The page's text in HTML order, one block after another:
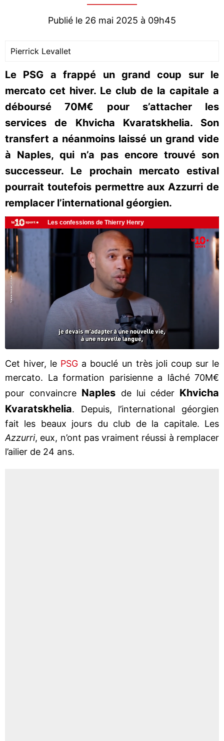
Publié le 26 mai 2025 à 09h45
Pierrick Levallet
Le PSG a frappé un grand coup sur le
mercato cet hiver. Le club de la capitale a
déboursé 70M€ pour s’attacher les
services de Khvicha Kvaratskhelia. Son
transfert a néanmoins laissé un grand vide
à Naples, qui n’a pas encore trouvé son
successeur. Le prochain mercato estival
pourrait toutefois permettre aux Azzurri de
remplacer l’international géorgien.
Cet hiver, le PSG a bouclé un très joli coup sur le
mercato. La formation parisienne a lâché 70M€
pour convaincre Naples de lui céder Khvicha
Kvaratskhelia. Depuis, l’international géorgien
fait les beaux jours du club de la capitale. Les
Azzurri, eux, n’ont pas vraiment réussi à remplacer
l’ailier de 24 ans.